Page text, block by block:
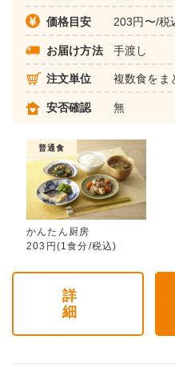
価格目安 203円〜/税
お届け方法 手渡し
注文単位 複数食をま
安否確認 無
普通食
かんたん厨房
203円(1食分/税込)
詳
細